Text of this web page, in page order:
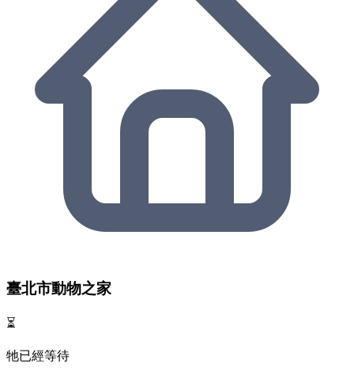
臺北市動物之家
⏳
牠已經等待